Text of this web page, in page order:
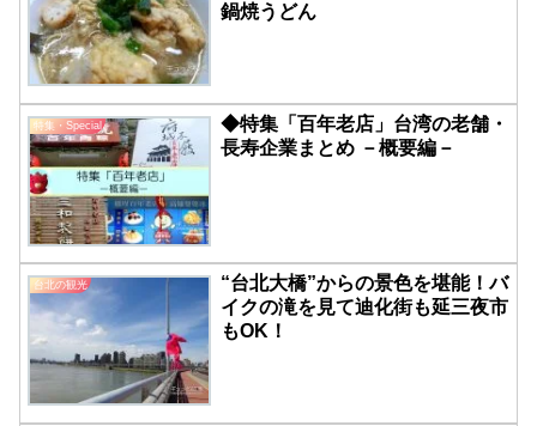
鍋焼うどん
特集・Special
◆特集「百年老店」台湾の老舗・
長寿企業まとめ －概要編－
台北の観光
“台北大橋”からの景色を堪能！バ
イクの滝を見て迪化街も延三夜市
もOK！